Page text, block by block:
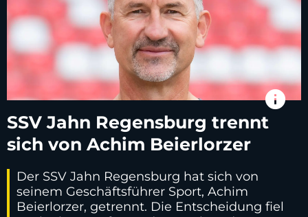
info
SSV Jahn Regensburg trennt
sich von Achim Beierlorzer
Der SSV Jahn Regensburg hat sich von
seinem Geschäftsführer Sport, Achim
Beierlorzer, getrennt. Die Entscheidung fiel